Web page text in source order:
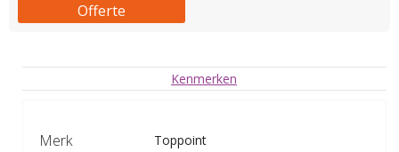
Offerte
Kenmerken
Merk Toppoint